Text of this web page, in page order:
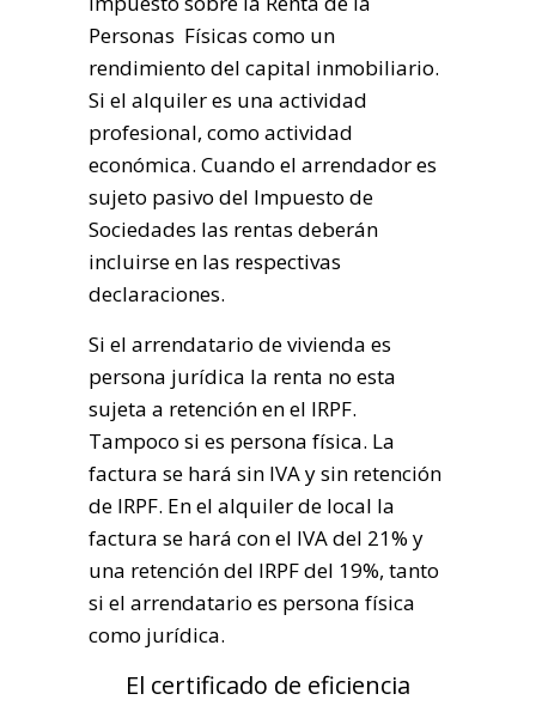
Personas Físicas como un
rendimiento del capital inmobiliario.
Si el alquiler es una actividad
profesional, como actividad
económica. Cuando el arrendador es
sujeto pasivo del Impuesto de
Sociedades las rentas deberán
incluirse en las respectivas
declaraciones.
Si el arrendatario de vivienda es
persona jurídica la renta no esta
sujeta a retención en el IRPF.
Tampoco si es persona física. La
factura se hará sin IVA y sin retención
de IRPF. En el alquiler de local la
factura se hará con el IVA del 21% y
una retención del IRPF del 19%, tanto
si el arrendatario es persona física
como jurídica.
El certificado de eficiencia